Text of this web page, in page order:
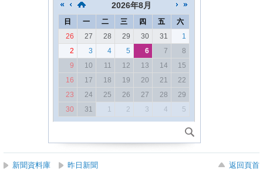
2026年8月
日 一 二 三 四 五
六
26
27 28 29 30 31
1
2
3 4 5 6 7
8
9
10 11 12 13 14
15
16
17 18 19 20 21
22
23
24 25 26 27 28
29
30
31 1 2 3 4 5
新聞資料庫 昨日新聞 返回頁首